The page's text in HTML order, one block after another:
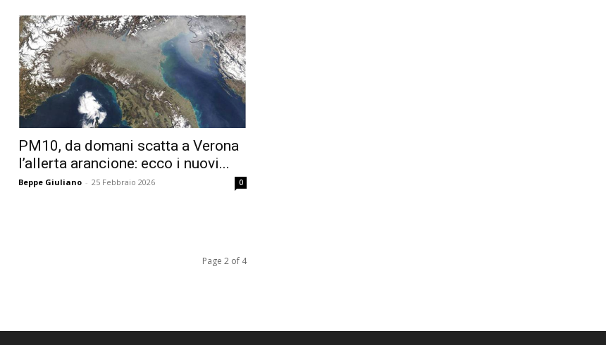
PM10, da domani scatta a Verona
l’allerta arancione: ecco i nuovi...
Beppe Giuliano - 25 Febbraio 2026 0
Page 2 of 4